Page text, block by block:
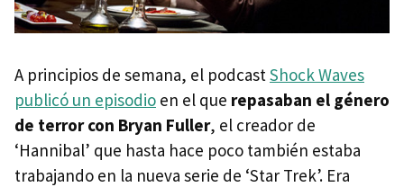
A principios de semana, el podcastShock Waves
publicó un episodio en el que repasaban el género
de terror con Bryan Fuller, el creador de
‘Hannibal’ que hasta hace poco también estaba
trabajando en la nueva serie de ‘Star Trek’. Era